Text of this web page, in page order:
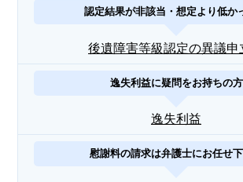
認定結果が非該当・想定より低か
後遺障害等級認定の異議申
逸失利益に疑問をお持ちの方
逸失利益
慰謝料の請求は弁護士にお任せ